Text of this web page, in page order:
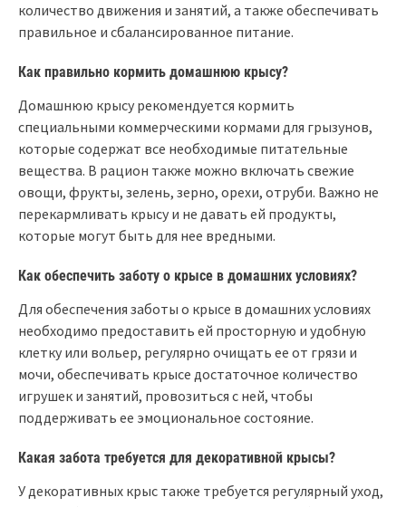
количество движения и занятий, а также обеспечивать
правильное и сбалансированное питание.
Как правильно кормить домашнюю крысу?
Домашнюю крысу рекомендуется кормить
специальными коммерческими кормами для грызунов,
которые содержат все необходимые питательные
вещества. В рацион также можно включать свежие
овощи, фрукты, зелень, зерно, орехи, отруби. Важно не
перекармливать крысу и не давать ей продукты,
которые могут быть для нее вредными.
Как обеспечить заботу о крысе в домашних условиях?
Для обеспечения заботы о крысе в домашних условиях
необходимо предоставить ей просторную и удобную
клетку или вольер, регулярно очищать ее от грязи и
мочи, обеспечивать крысе достаточное количество
игрушек и занятий, провозиться с ней, чтобы
поддерживать ее эмоциональное состояние.
Какая забота требуется для декоративной крысы?
У декоративных крыс также требуется регулярный уход,